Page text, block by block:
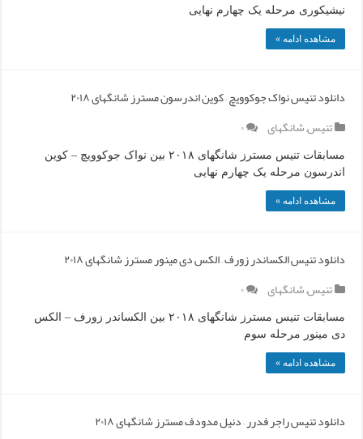
نیشیکوری مرحله یک چهارم نهایی
مشاهده ادامه »
دانلود تنیس نواک جوکوویچ – کوین اندرسون مسترز شانگهای ۲۰۱۸
تنیس,شانگهای ۰
مسابقات تنیس مسترز شانگهای ۲۰۱۸ بین نواک جوکوویچ – کوین
اندرسون مرحله یک چهارم نهایی
مشاهده ادامه »
دانلود تنیس الکساندر زورف – الکس دی مینور مسترز شانگهای ۲۰۱۸
تنیس,شانگهای ۰
مسابقات تنیس مسترز شانگهای ۲۰۱۸ بین الکساندر زورف – الکس
دی مینور مرحله سوم
مشاهده ادامه »
دانلود تنیس راجر فدرر – دنیل مدودف مسترز شانگهای ۲۰۱۸